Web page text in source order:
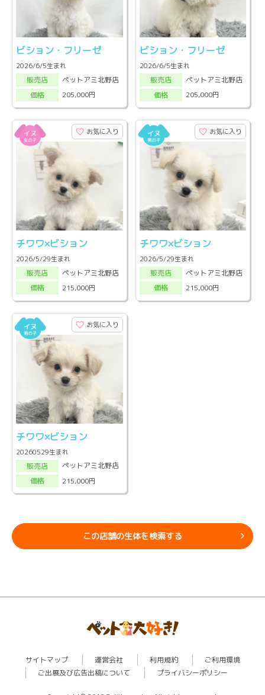
ビション・フリーゼ
2026/6/5生まれ
販売店
ペットアミ北野店
価格
205,000円
ビション・フリーゼ
2026/6/5生まれ
販売店
ペットアミ北野店
価格
205,000円
お気に入り
チワワ×ビション
2026/5/29生まれ
販売店
ペットアミ北野店
価格
215,000円
お気に入り
チワワ×ビション
2026/5/29生まれ
販売店
ペットアミ北野店
価格
215,000円
お気に入り
チワワ×ビション
20260529生まれ
販売店
ペットアミ北野店
価格
215,000円
この店舗の生体を検索する
サイトマップ 運営会社 利用規約
ご利用環境
ご出展及び広告出稿について
プライバシーポリシー